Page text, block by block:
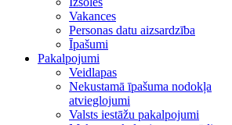
Vakances
Personas datu aizsardzība
Īpašumi
Pakalpojumi
Veidlapas
Nekustamā īpašuma nodokļa
atvieglojumi
Valsts iestāžu pakalpojumi